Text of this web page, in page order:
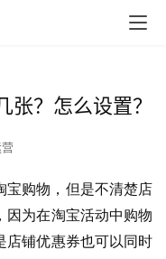
？怎么设置？
购物，但是不清楚店
因为在淘宝活动中购物
店铺优惠券也可以同时